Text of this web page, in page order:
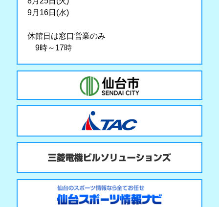
9月16日(水)
休館日は窓口営業のみ
9時～17時